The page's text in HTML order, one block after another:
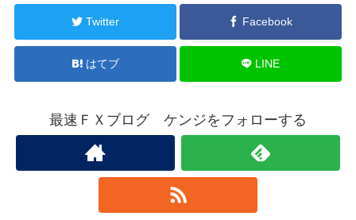
Twitter Facebook
はてブ LINE
最速ＦＸブログ ケンジをフォローする